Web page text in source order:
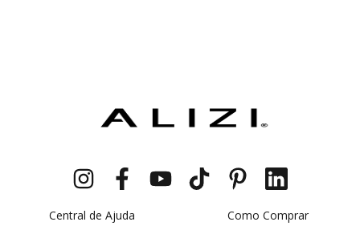
Central de Ajuda
Como Comprar